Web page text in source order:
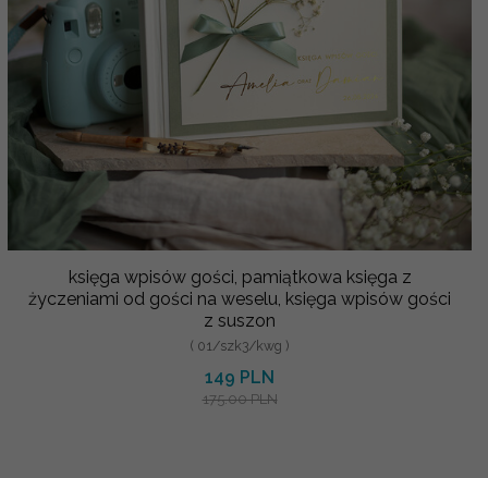
księga wpisów gości, pamiątkowa księga z
życzeniami od gości na weselu, księga wpisów gości
z suszon
( 01/szk3/kwg )
149 PLN
175.00 PLN